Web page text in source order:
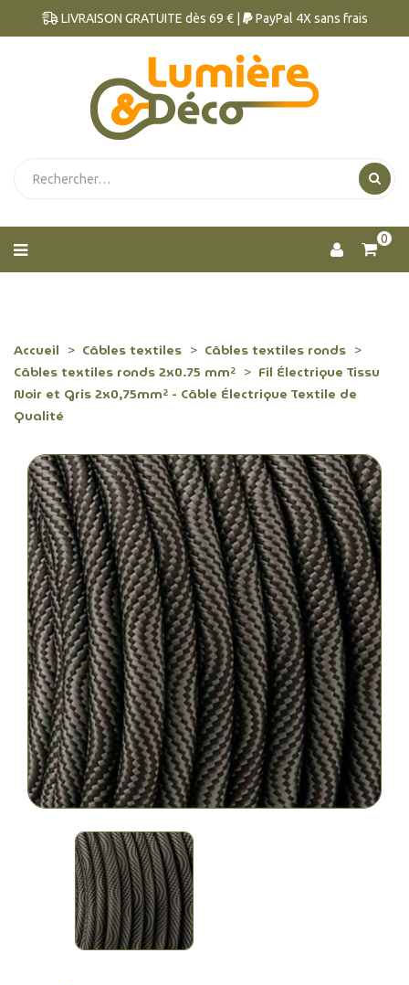
LIVRAISON GRATUITE dès 69 € | PayPal 4X sans frais
0
Accueil Câbles textiles
Câbles textiles ronds
Câbles textiles ronds 2x0.75 mm²
Fil Électrique Tissu
Noir et Gris 2x0,75mm² - Câble Électrique Textile de
Qualité